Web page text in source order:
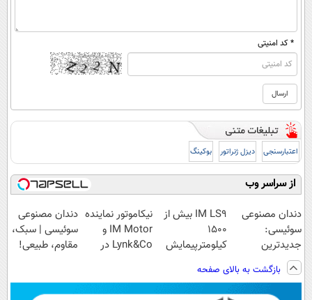
* کد امنیتی
اعتبارسنجی دیزل ژنراتور بوکینگ
از سراسر وب
دندان مصنوعی
سوئیسی:
جدیدترین
فناوری اروپا،
سبک و مقاوم |
پرداخت قسطی
IM LS9 بیش از
1500
کیلومترپیمایش
نیکاموتور نماینده
IM Motor و
Lynk&Co در
دندان مصنوعی
سوئیسی | سبک،
مقاوم، طبیعی!
اقساطی😍
بازگشت به بالای صفحه